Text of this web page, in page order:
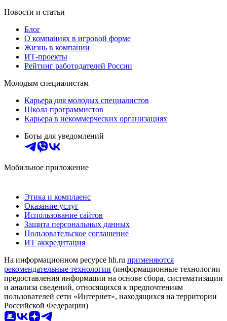
Новости и статьи
Блог
О компаниях в игровой форме
Жизнь в компании
ИТ-проекты
Рейтинг работодателей России
Молодым специалистам
Карьера для молодых специалистов
Школа программистов
Карьера в некоммерческих организациях
Боты для уведомлений
Мобильное приложение
Этика и комплаенс
Оказание услуг
Использование сайтов
Защита персональных данных
Пользовательское соглашение
ИТ аккредитация
На информационном ресурсе hh.ru применяются
рекомендательные технологии (информационные технологии
предоставления информации на основе сбора, систематизации
и анализа сведений, относящихся к предпочтениям
пользователей сети «Интернет», находящихся на территории
Российской Федерации)